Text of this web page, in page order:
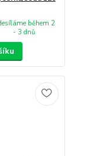
během 2
- 3 dnů